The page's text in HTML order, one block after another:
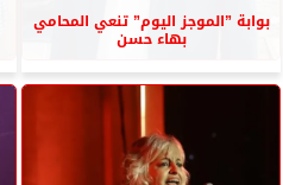
بوابة ”الموجز اليوم” تنعي المحامي
بهاء حسن